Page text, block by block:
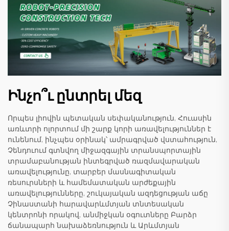
Ինչո՞ւ ընտրել մեզ
Որպես լիովին պետական սեփականություն, Հուասին
առևտրի ոլորտում մի շարք կորի առավելություններ է
ունենում, ինչպես օրինակ՝ ամրագրված վստահություն,
Չենդուում գտնվող միջազգային տրանսպորտային
տրամաբանության ինտեգրված ռազմավարական
առավելությունը, տարբեր մասնագիտական
ռեսուրսների և համեմատական արժեքային
առավելությունները, շուկայական ազդեցության աճը
Չինաստանի հարավարևմտյան տնտեսական
կենտրոնի որակով, անմիջկան օգուտները Բարձր
ճանապարհ նախաձեռնություն և Արևմտյան